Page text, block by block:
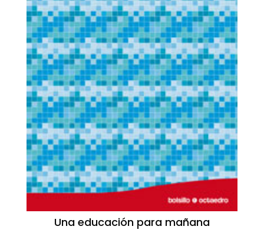
Una educación para mañana